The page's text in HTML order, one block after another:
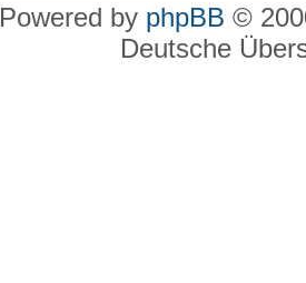
Powered by phpBB ©
Deutsche